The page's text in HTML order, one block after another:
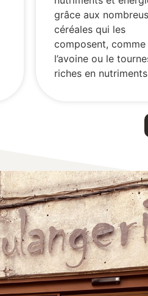
grâce aux
céréales qui les
composent, comme
l’avoine ou le
riches en